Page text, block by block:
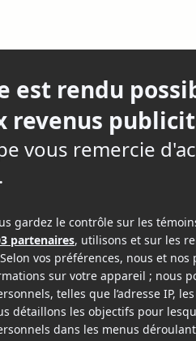
magique